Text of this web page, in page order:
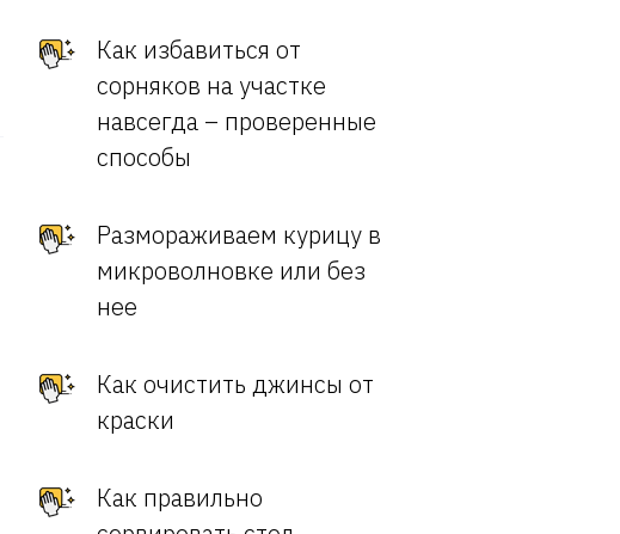
Как избавиться от
сорняков на участке
навсегда – проверенные
способы
Размораживаем курицу в
микроволновке или без
нее
Как очистить джинсы от
краски
Как правильно